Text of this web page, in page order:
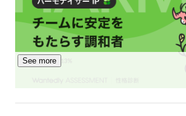
プ、div  etc...
＜参考資料＞
- 採用ピッチ資料 https://
profile
https://
See more